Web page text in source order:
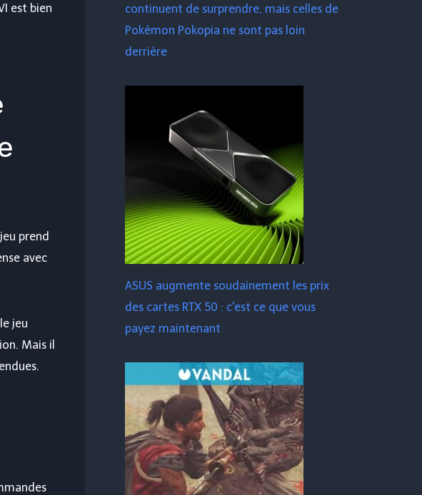
est bien
prend
avec
jeu
Mais il
continuent de surprendre, mais celles de
Pokémon Pokopia ne sont pas loin
derrière
ASUS augmente soudainement les prix
des cartes RTX 50 : c'est ce que vous
payez maintenant